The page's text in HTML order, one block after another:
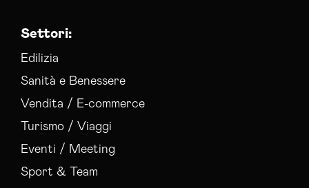
Settori:
Edilizia
Sanità e Benessere
Vendita / E-commerce
Turismo / Viaggi
Eventi / Meeting
Sport & Team